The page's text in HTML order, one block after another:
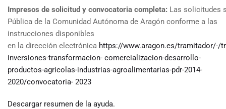
Impresos de solicitud y convocatoria completa: Las solicitudes
Pública de la Comunidad Autónoma de Aragón conforme a las
instrucciones disponibles
en la dirección electrónica https://www.aragon.es/tramitador/-/
inversiones-transformacion- comercializacion-desarrollo-
productos-agricolas-industrias-agroalimentarias-pdr-2014-
2020/convocatoria- 2023
Descargar resumen de la ayuda.